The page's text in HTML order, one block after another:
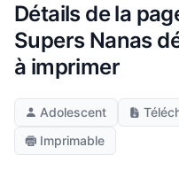
Détails de la
Supers Nanas
à imprimer
Adolescent
Imprimable